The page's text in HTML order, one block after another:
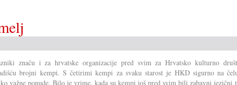
značu i za hrvatske organizacije pred svim za Hrvatsko kulturno
brojni kempi. S četirimi kempi za svaku starost je HKD sigurno na
važne ponude. Bilo je vrime, kada su kempi još pred svim bili zabavni jezični